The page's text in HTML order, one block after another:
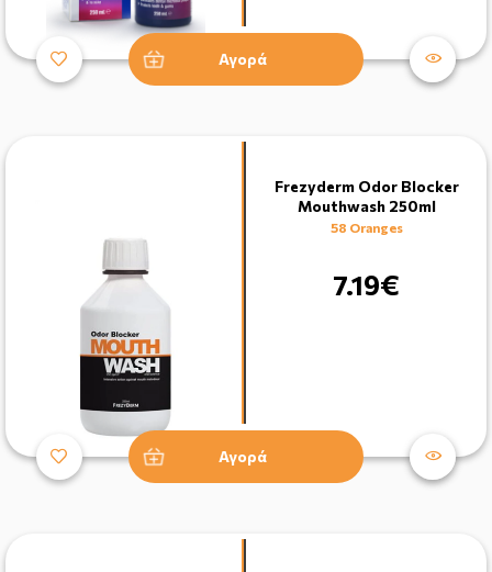
Αγορά
Frezyderm Odor Blocker
Mouthwash 250ml
58 Oranges
7.19€
Αγορά